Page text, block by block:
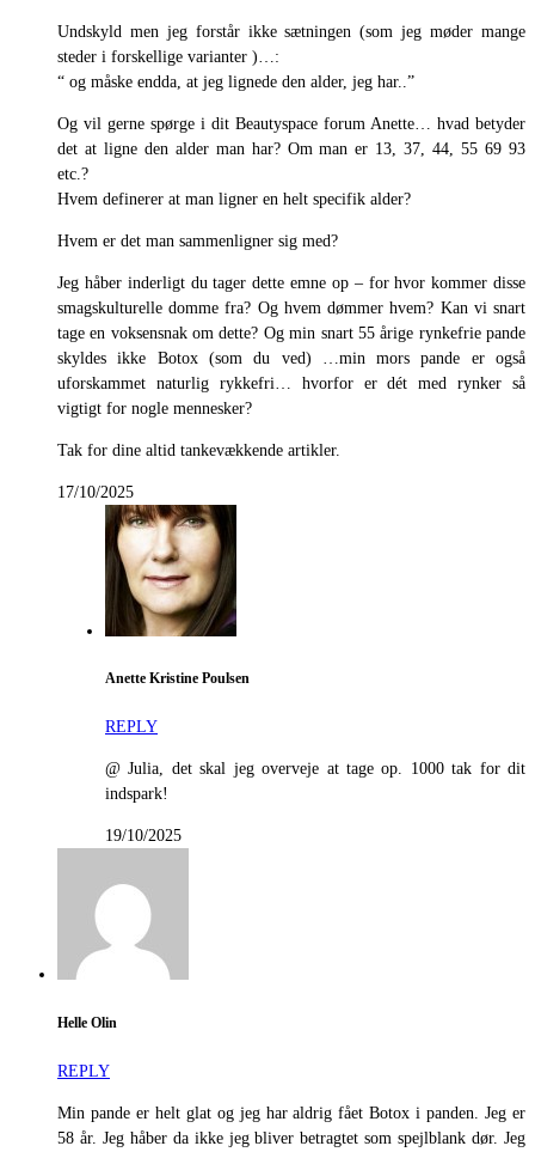
Undskyld men jeg forstår ikke sætningen (som jeg møder mange
steder i forskellige varianter )…:
“ og måske endda, at jeg lignede den alder, jeg har..”
Og vil gerne spørge i dit Beautyspace forum Anette… hvad betyder
det at ligne den alder man har? Om man er 13, 37, 44, 55 69 93
etc.?
Hvem definerer at man ligner en helt specifik alder?
Hvem er det man sammenligner sig med?
Jeg håber inderligt du tager dette emne op – for hvor kommer disse
smagskulturelle domme fra? Og hvem dømmer hvem? Kan vi snart
tage en voksensnak om dette? Og min snart 55 årige rynkefrie pande
skyldes ikke Botox (som du ved) …min mors pande er også
uforskammet naturlig rykkefri… hvorfor er dét med rynker så
vigtigt for nogle mennesker?
Tak for dine altid tankevækkende artikler.
17/10/2025
Anette Kristine Poulsen
REPLY
@ Julia, det skal jeg overveje at tage op. 1000 tak for dit
indspark!
19/10/2025
Helle Olin
REPLY
Min pande er helt glat og jeg har aldrig fået Botox i panden. Jeg er
58 år. Jeg håber da ikke jeg bliver betragtet som spejlblank dør. Jeg